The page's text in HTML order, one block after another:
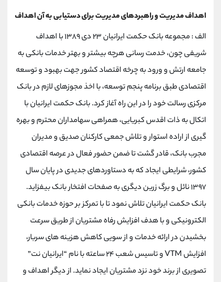
اهداف مدیریت و راهبردهای مدیریت برای دستیابی به آن اهداف
الف : مجموعه بانک حکمت ایرانیان ۲۳ دی ۱۳۸۹ با اهداف
شریفی چون، خدمت رسانی هرچه بیشتر و بهتر خدمات بانکی به
جامعه ارتش و ورود به چرخه اقتصاد کشور جهت بهبود و توسعه
اقتصادی طبق برنامه پنجم توسعه، با اخذ مجوزهای لازم در بانک
مرکزی رسالت خود را در این راه آغاز کرد. بانک حکمت ایرانیان با
اتکال به ذات اقدس کبریایی، همراهی سهامداران محترم و بهره
گیری از اراده استوار و تلاش جمعی کارکنان صدیق و مدیران
مجرب بانک، قادر گشت تا ضمن حضور فعال در عرصه اقتصادی
کشور، شرایطی ایجاد که به دستاوردهای جدیدی در پایان سال
۱۳۹۷ نائل و برگ زرین دیگری به صفحات افتخار بانک بیفزاید.
بانک حکمت ایرانیان تلاش نمود تا با تمرکز بر حوزه خدمات بانکی
الکترونیکی و با هدف افزایش رفاه مشتریان از طریق سرعت
بخشیدن در ارائه خدمات و از سویی کاهش هزینه های سربار،
افزایش VTM و تاسیس شعب ۲۴ ساعته با نام “ایرانیان نت”
تصویری از برند خود نزد مشتریان ایجاد نماید. از دیگر اهداف و